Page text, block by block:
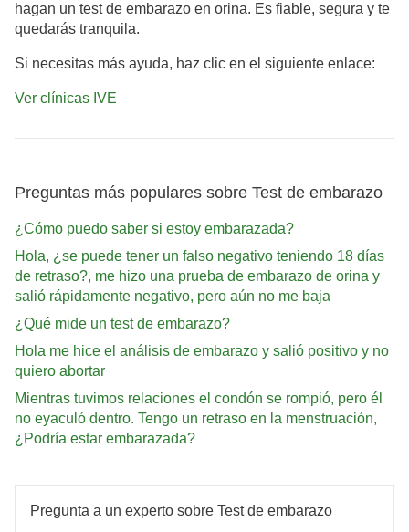
hagan un test de embarazo en orina. Es fiable, segura y te
quedarás tranquila.
Si necesitas más ayuda, haz clic en el siguiente enlace:
Ver clínicas IVE
Preguntas más populares sobre Test de embarazo
¿Cómo puedo saber si estoy embarazada?
Hola, ¿se puede tener un falso negativo teniendo 18 días
de retraso?, me hizo una prueba de embarazo de orina y
salió rápidamente negativo, pero aún no me baja
¿Qué mide un test de embarazo?
Hola me hice el análisis de embarazo y salió positivo y no
quiero abortar
Mientras tuvimos relaciones el condón se rompió, pero él
no eyaculó dentro. Tengo un retraso en la menstruación,
¿Podría estar embarazada?
Pregunta a un experto sobre Test de embarazo